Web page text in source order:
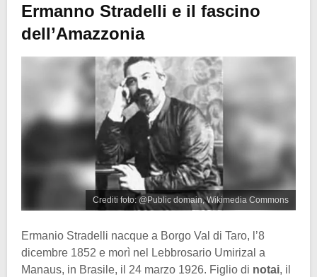
Ermanno Stradelli e il fascino
dell’Amazzonia
Crediti foto: @Public domain, Wikimedia Commons
Ermanio Stradelli nacque a Borgo Val di Taro, l’8
dicembre 1852 e morì nel Lebbrosario Umirizal a
Manaus, in Brasile, il 24 marzo 1926. Figlio di notai, il